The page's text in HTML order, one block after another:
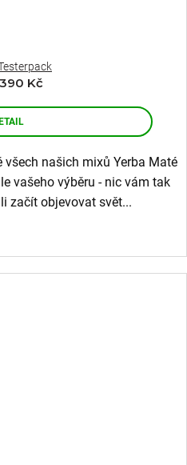
390 Kč
všech našich mixů Yerba Maté
vašeho výběru - nic vám tak
začít objevovat svět...